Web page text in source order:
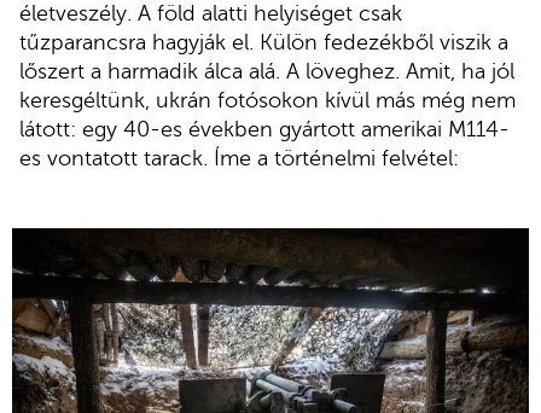
életveszély. A föld alatti helyiséget csak
tűzparancsra hagyják el. Külön fedezékből viszik a
lőszert a harmadik álca alá. A löveghez. Amit, ha jól
keresgéltünk, ukrán fotósokon kívül más még nem
látott: egy 40-es években gyártott amerikai M114-
es vontatott tarack. Íme a történelmi felvétel: